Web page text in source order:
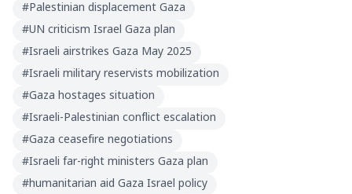
#Palestinian displacement Gaza
#UN criticism Israel Gaza plan
#Israeli airstrikes Gaza May 2025
#Israeli military reservists mobilization
#Gaza hostages situation
#Israeli-Palestinian conflict escalation
#Gaza ceasefire negotiations
#Israeli far-right ministers Gaza plan
#humanitarian aid Gaza Israel policy